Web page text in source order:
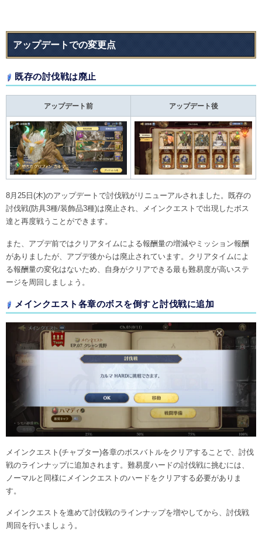
アップデートでの変更点
既存の討伐戦は廃止
アップデート前 アップデート後
8月25日(木)のアップデートで討伐戦がリニューアルされました。既存の
討伐戦(防具3種/装飾品3種)は廃止され、メインクエストで出現したボス
達と再度戦うことができます。
また、アプデ前ではクリアタイムによる報酬量の増減やミッション報酬
がありましたが、アプデ後からは廃止されています。クリアタイムによ
る報酬量の変化はないため、自身がクリアできる最も難易度が高いステ
ージを周回しましょう。
メインクエスト各章のボスを倒すと討伐戦に追加
メインクエスト(チャプター)各章のボスバトルをクリアすることで、討伐
戦のラインナップに追加されます。難易度ハードの討伐戦に挑むには、
ノーマルと同様にメインクエストのハードをクリアする必要がありま
す。
メインクエストを進めて討伐戦のラインナップを増やしてから、討伐戦
周回を行いましょう。